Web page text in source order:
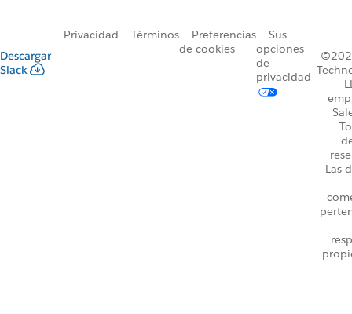
Descargar
Slack
Privacidad Términos
Preferencias
de cookies
Sus
opciones
de
privacidad
Las